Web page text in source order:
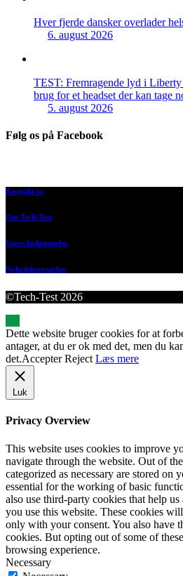
Hver fjerde dansker overlader
6. august 2026
TEST: Fremragende lyd i
brug for et headset der kan tage
5. august 2026
Følg os på Facebook
Kontakt os
Om Tech-Test
Vores bedømmelse
Nyhedsbrevsarkiv
©Tech-Test 2026
Dette website bruger cookies for at
antager, at du er ok med det, men du
det.Accepter Reject Læs mere
Luk
Privacy Overview
This website uses cookies to improve
navigate through the website. Out of
categorized as necessary are stored on
essential for the working of basic
also use third-party cookies that help
you use this website. These cookies
only with your consent. You also have
cookies. But opting out of some of
browsing experience.
Necessary